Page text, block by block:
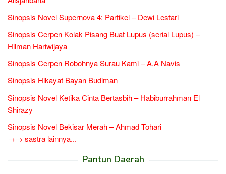
Sinopsis Novel Supernova 4: Partikel – Dewi Lestari
Sinopsis Cerpen Kolak Pisang Buat Lupus (serial Lupus) –
Hilman Hariwijaya
Sinopsis Cerpen Robohnya Surau Kami – A.A Navis
Sinopsis Hikayat Bayan Budiman
Sinopsis Novel Ketika Cinta Bertasbih – Habiburrahman El
Shirazy
Sinopsis Novel Bekisar Merah – Ahmad Tohari
→→ sastra lainnya...
Pantun Daerah